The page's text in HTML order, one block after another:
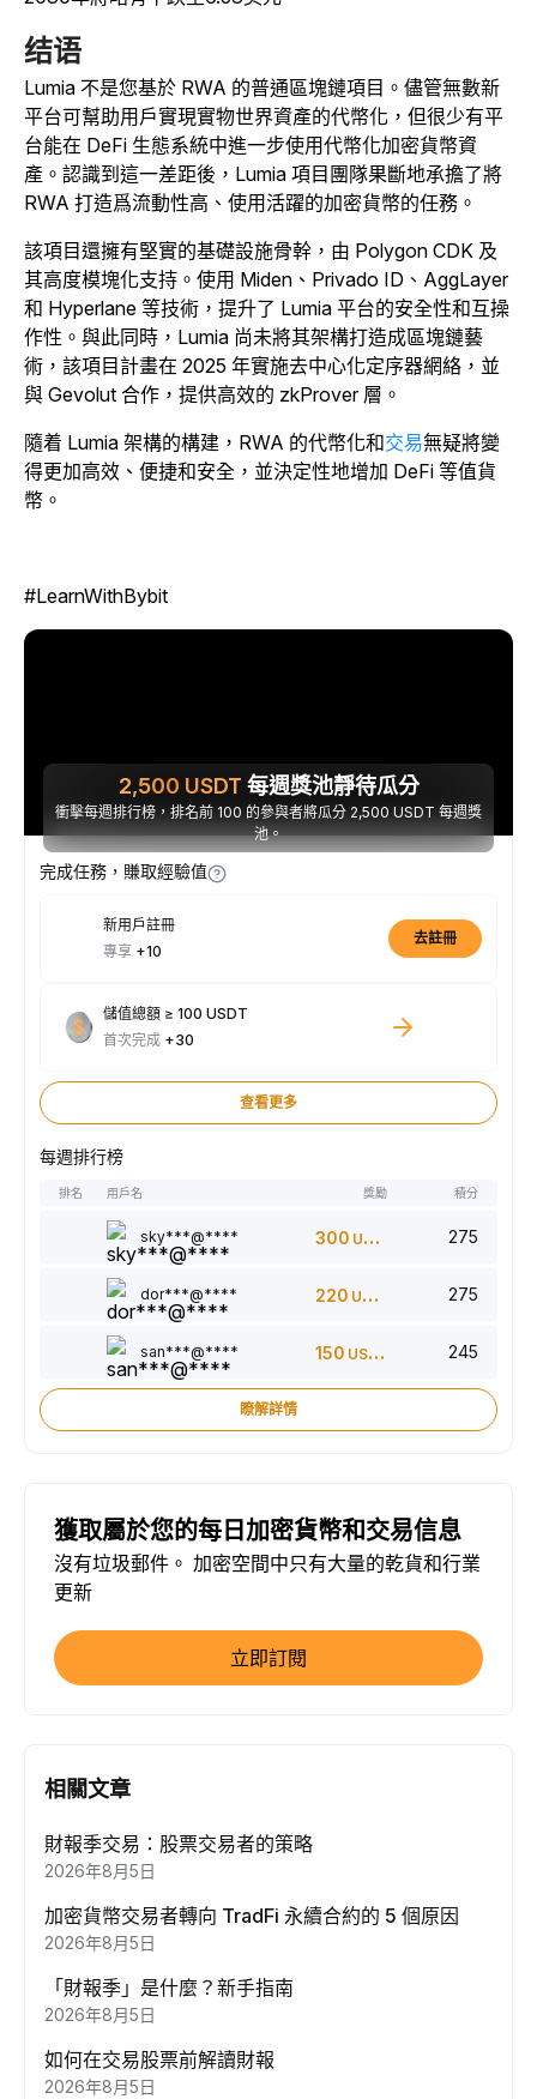
结语
Lumia 不是您基於 RWA 的普通區塊鏈項目。儘管無數新
平台可幫助用戶實現實物世界資產的代幣化，但很少有平
台能在 DeFi 生態系統中進一步使用代幣化加密貨幣資
產。認識到這一差距後，Lumia 項目團隊果斷地承擔了將
RWA 打造爲流動性高、使用活躍的加密貨幣的任務。
該項目還擁有堅實的基礎設施骨幹，由 Polygon CDK 及
其高度模塊化支持。使用 Miden、Privado ID、AggLayer
和 Hyperlane 等技術，提升了 Lumia 平台的安全性和互操
作性。與此同時，Lumia 尚未將其架構打造成區塊鏈藝
術，該項目計畫在 2025 年實施去中心化定序器網絡，並
與 Gevolut 合作，提供高效的 zkProver 層。
隨着 Lumia 架構的構建，RWA 的代幣化和交易無疑將變
得更加高效、便捷和安全，並決定性地增加 DeFi 等值貨
幣。
#LearnWithBybit
2,500 USDT 每週獎池靜待瓜分
衝擊每週排行榜，排名前 100 的參與者將瓜分 2,500 USDT 每週獎
池。
完成任務，賺取經驗值
新用戶註冊
專享 +10
去註冊
儲值總額 ≥ 100 USDT
首次完成 +30
查看更多
每週排行榜
排名 用戶名 獎勵 積分
sky***@**** 300 USDT 275
dor***@**** 220 USDT 275
san***@**** 150 USDT 245
瞭解詳情
獲取屬於您的每日加密貨幣和交易信息
沒有垃圾郵件。 加密空間中只有大量的乾貨和行業
更新
立即訂閱
相關文章
財報季交易：股票交易者的策略
2026年8月5日
加密貨幣交易者轉向 TradFi 永續合約的 5 個原因
2026年8月5日
「財報季」是什麼？新手指南
2026年8月5日
如何在交易股票前解讀財報
2026年8月5日